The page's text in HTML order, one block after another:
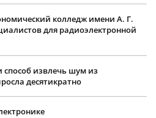
колледж имени А. Г.
для радиоэлектронной
извлечь шум из
десятикратно